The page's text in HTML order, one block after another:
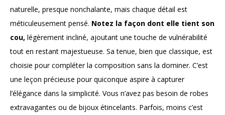
naturelle, presque nonchalante, mais chaque détail est
méticuleusement pensé. Notez la façon dont elle tient son
cou, légèrement incliné, ajoutant une touche de vulnérabilité
tout en restant majestueuse. Sa tenue, bien que classique, est
choisie pour compléter la composition sans la dominer. C’est
une leçon précieuse pour quiconque aspire à capturer
l’élégance dans la simplicité. Vous n’avez pas besoin de robes
extravagantes ou de bijoux étincelants. Parfois, moins c’est